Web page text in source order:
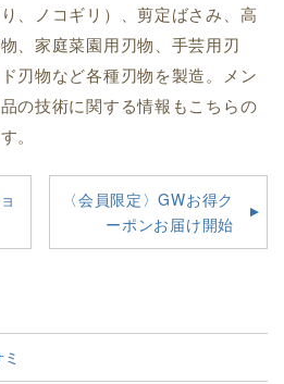
、ノコギリ）、剪定ばさみ、高
、家庭菜園用刃物、手芸用刃
刃物など各種刃物を製造。メン
の技術に関する情報もこちらの
。
〈会員限定〉GWお得ク
ーポンお届け開始